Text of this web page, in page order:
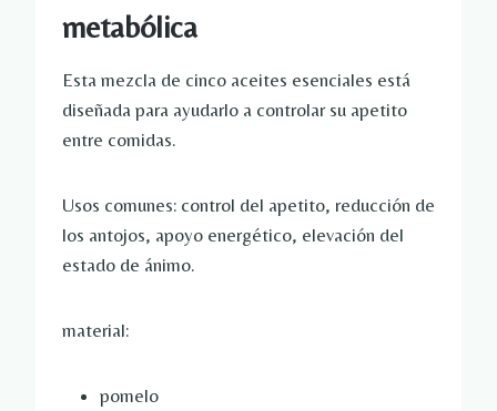
metabólica
Esta mezcla de cinco aceites esenciales está
diseñada para ayudarlo a controlar su apetito
entre comidas.
Usos comunes: control del apetito, reducción de
los antojos, apoyo energético, elevación del
estado de ánimo.
material:
pomelo